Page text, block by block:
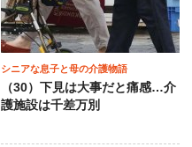
シニアな息子と母の介護物語
（30）下見は大事だと痛感…介
護施設は千差万別